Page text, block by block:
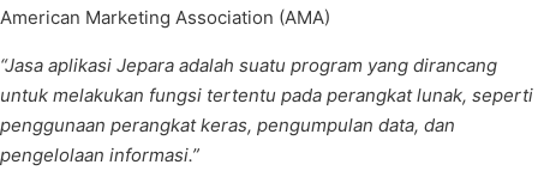
American Marketing Association (AMA)
“Jasa aplikasi Jepara adalah suatu program yang dirancang
untuk melakukan fungsi tertentu pada perangkat lunak, seperti
penggunaan perangkat keras, pengumpulan data, dan
pengelolaan informasi.”